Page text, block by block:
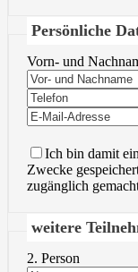
Persönliche
Vorn- und
Ich bin damit
Zwecke
zugänglich
weitere
2. Person